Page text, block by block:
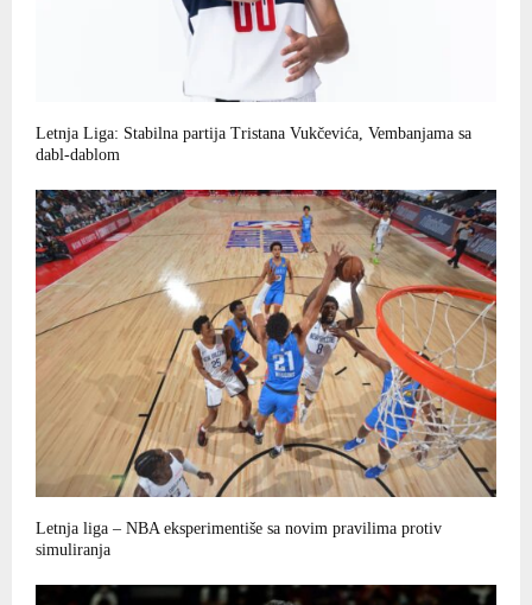
Letnja Liga: Stabilna partija Tristana Vukčevića, Vembanjama sa
dabl-dablom
Letnja liga – NBA eksperimentiše sa novim pravilima protiv
simuliranja